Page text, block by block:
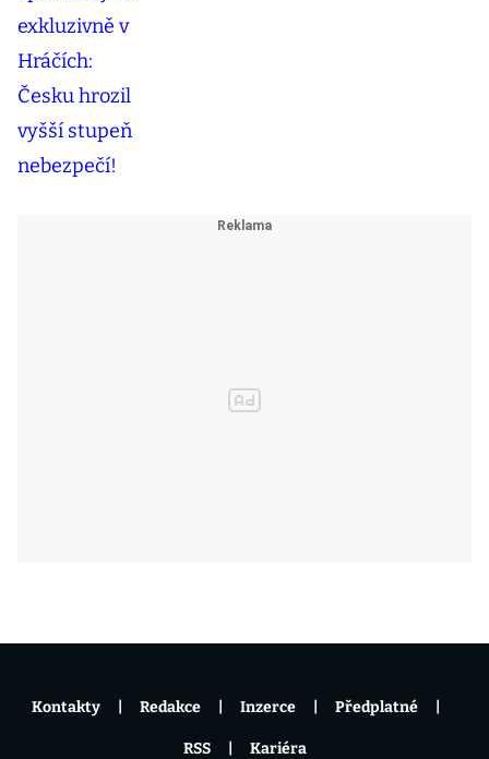
Kontakty Redakce Inzerce Předplatné
RSS Kariéra